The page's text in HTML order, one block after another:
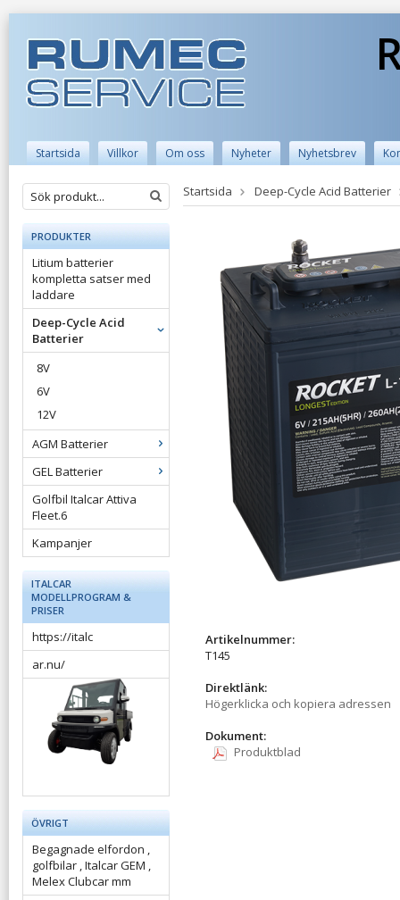
Startsida Villkor Om oss Nyheter Nyhetsbrev
PRODUKTER
Litium batterier
kompletta satser med
laddare
Deep-Cycle Acid
Batterier
8V
6V
12V
AGM Batterier
GEL Batterier
Golfbil Italcar Attiva
Fleet.6
Kampanjer
ITALCAR
MODELLPROGRAM &
PRISER
https://italc
ar.nu/
ÖVRIGT
Begagnade elfordon ,
golfbilar , Italcar GEM ,
Melex Clubcar mm
Startsida Deep-Cycle Acid Batterier
Artikelnummer:
T145
Direktlänk:
Högerklicka och kopiera adressen
Dokument:
Produktblad